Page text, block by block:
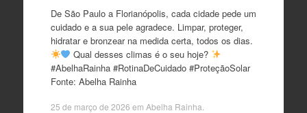
De São Paulo a Florianópolis, cada cidade pede um
cuidado e a sua pele agradece. Limpar, proteger,
hidratar e bronzear na medida certa, todos os dias.
Qual desses climas é o seu hoje?
#AbelhaRainha #RotinaDeCuidado #ProteçãoSolar
Fonte: Abelha Rainha
25 de março de 2026 em Abelha Rainha